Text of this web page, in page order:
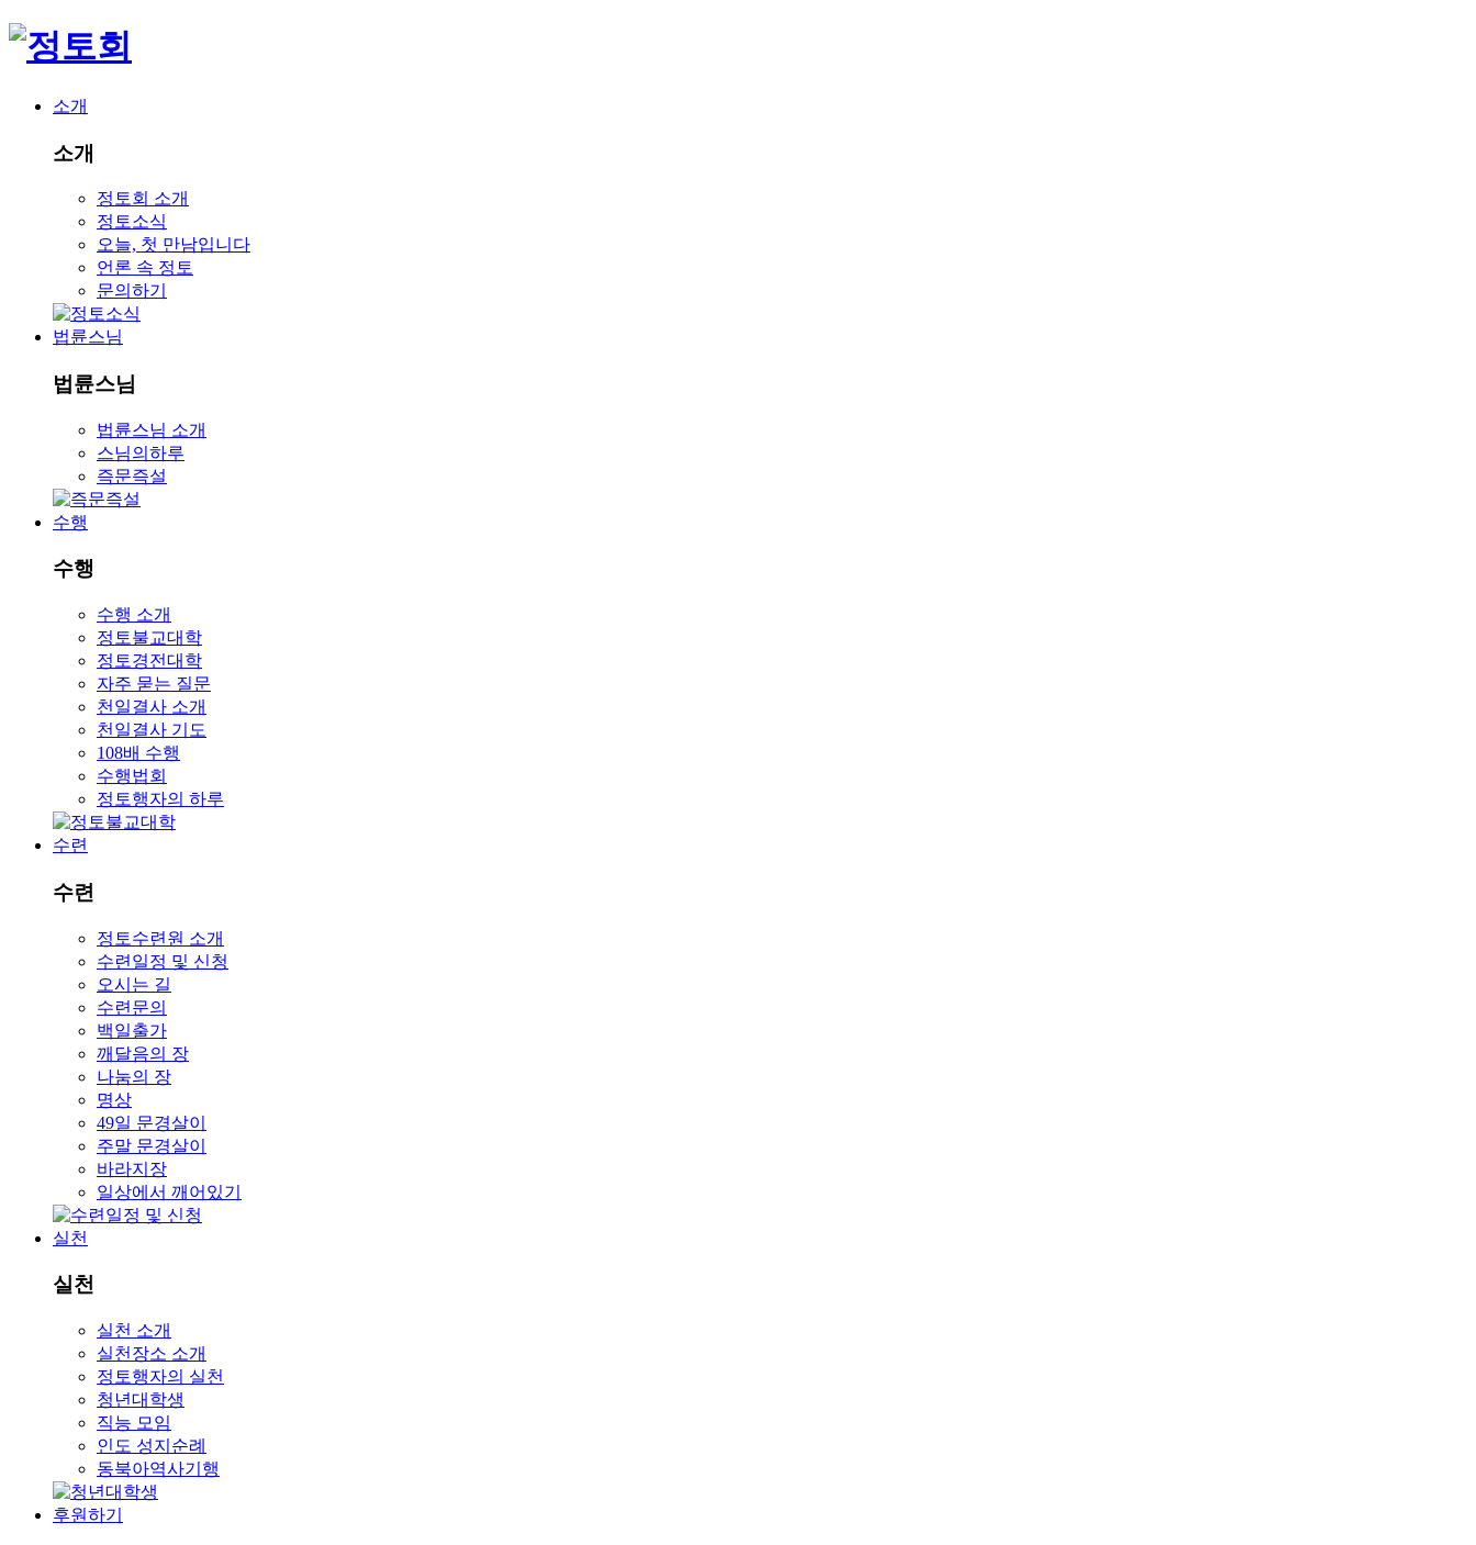
소개
소개
정토회 소개
정토소식
오늘, 첫 만남입니다
언론 속 정토
문의하기
법륜스님
법륜스님
법륜스님 소개
스님의하루
즉문즉설
수행
수행
수행 소개
정토불교대학
정토경전대학
자주 묻는 질문
천일결사 소개
천일결사 기도
108배 수행
수행법회
정토행자의 하루
수련
수련
정토수련원 소개
수련일정 및 신청
오시는 길
수련문의
백일출가
깨달음의 장
나눔의 장
명상
49일 문경살이
주말 문경살이
바라지장
일상에서 깨어있기
실천
실천
실천 소개
실천장소 소개
정토행자의 실천
청년대학생
직능 모임
인도 성지순례
동북아역사기행
후원하기